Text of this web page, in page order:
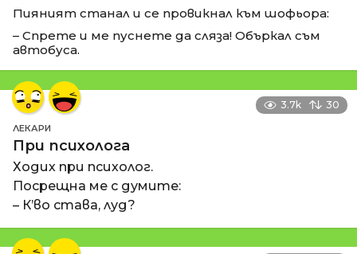
Пияният станал и се провикнал към шофьора:
– Спрете и ме пуснете да сляза! Объркал съм
автобуса.
3.7k 30
ЛЕКАРИ
При психолога
Ходих при психолог.
Посрещна ме с думите:
– К’во става, луд?